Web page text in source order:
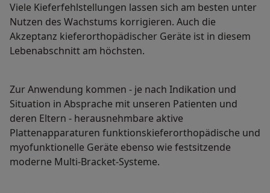
Viele Kieferfehlstellungen lassen sich am besten unter
Nutzen des Wachstums korrigieren. Auch die
Akzeptanz kieferorthopädischer Geräte ist in diesem
Lebenabschnitt am höchsten.
Zur Anwendung kommen - je nach Indikation und
Situation in Absprache mit unseren Patienten und
deren Eltern - herausnehmbare aktive
Plattenapparaturen funktionskieferorthopädische und
myofunktionelle Geräte ebenso wie festsitzende
moderne Multi-Bracket-Systeme.